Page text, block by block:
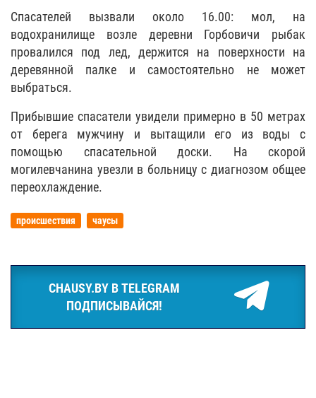
Спасателей вызвали около 16.00: мол, на
водохранилище возле деревни Горбовичи рыбак
провалился под лед, держится на поверхности на
деревянной палке и самостоятельно не может
выбраться.
Прибывшие спасатели увидели примерно в 50 метрах
от берега мужчину и вытащили его из воды с
помощью спасательной доски. На скорой
могилевчанина увезли в больницу с диагнозом общее
переохлаждение.
происшествия чаусы
CHAUSY.BY В TELEGRAM
ПОДПИСЫВАЙСЯ!